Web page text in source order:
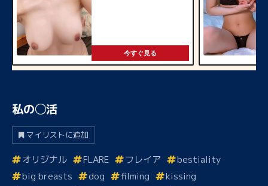
今すぐ見る
私の◯活
マイリストに追加
オリジナル FLARE フレイア
bestiality
big breasts
dog filming
kissing